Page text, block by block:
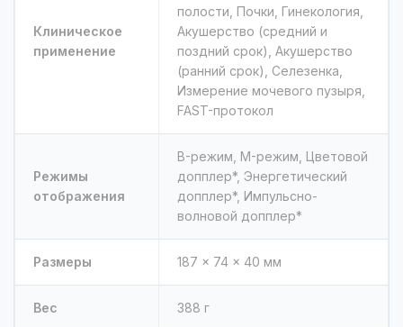
Клиническое
применение
полости, Почки, Гинекология,
Акушерство (средний и
поздний срок), Акушерство
(ранний срок), Селезенка,
Измерение мочевого пузыря,
FAST-протокол
Режимы
отображения
B-режим, M-режим, Цветовой
допплер*, Энергетический
допплер*, Импульсно-
волновой допплер*
Размеры 187 × 74 × 40 мм
Вес 388 г